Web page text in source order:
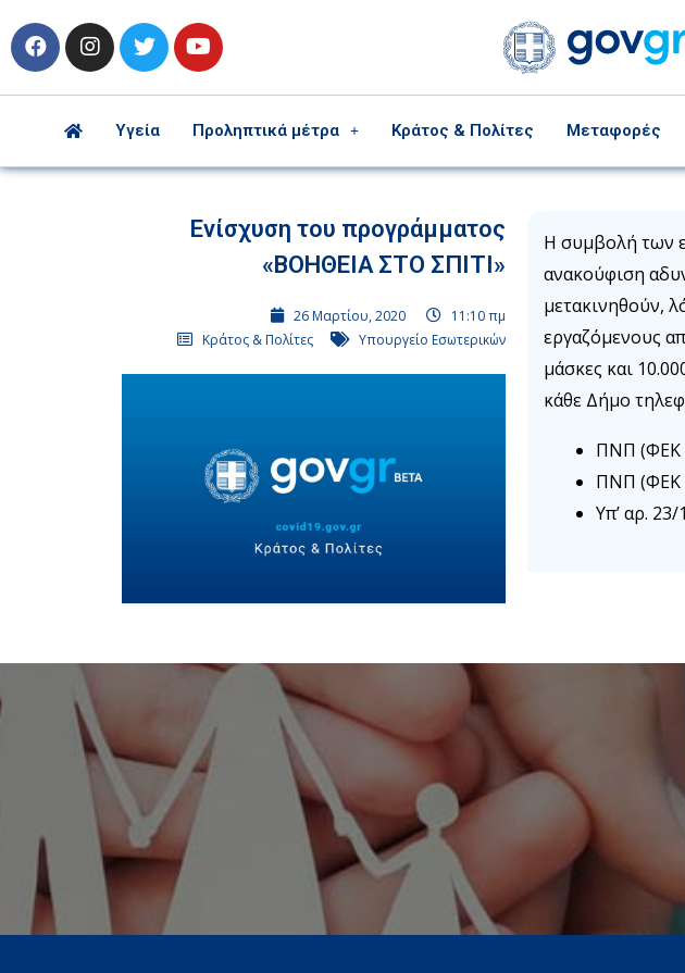
Υγεία Προληπτικά μέτρα Κράτος & Πολίτες Μεταφορές
Ενίσχυση του προγράμματος
«ΒΟΗΘΕΙΑ ΣΤΟ ΣΠΙΤΙ»
26 Μαρτίου, 2020
11:10 πμ
Κράτος & Πολίτες
Υπουργείο Εσωτερικών
H συμβολή των
ανακούφιση
μετακινηθούν,
εργαζόμενους
μάσκες και
κάθε Δήμο
ΠΝΠ (ΦΕΚ
ΠΝΠ (ΦΕΚ
Υπ’ αρ.